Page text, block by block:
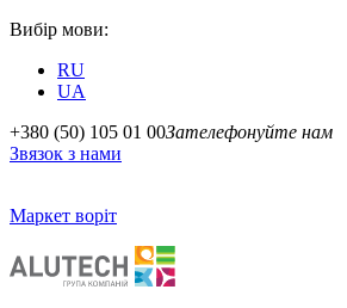
Вибір мови:
RU
UA
+380 (50) 105 01 00Зателефонуйте нам
Звязок з нами
Маркет воріт